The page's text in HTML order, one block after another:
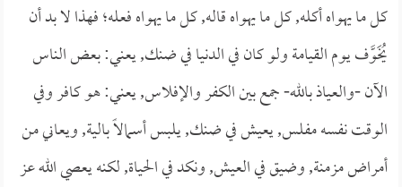
كل ما يهواه أكله, كل ما يهواه قاله, كل ما يهواه فعله؛ فهذا لا بد أن
يُخَوَّف يوم القيامة ولو كان في الدنيا في ضنك, يعني: بعض الناس
الآن -والعياذ بالله- جمع بين الكفر والإفلاس, يعني: هو كافر وفي
الوقت نفسه مفلس, يعيش في ضنك, يلبس أسمالاً بالية, ويعاني من
أمراض مزمنة, وضيق في العيش, ونكد في الحياة, لكنه يعصي الله عز